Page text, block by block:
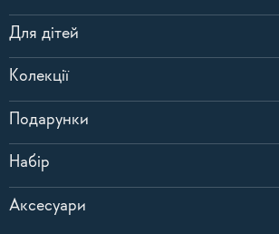
Для дітей
Колекції
Подарунки
Набір
Аксесуари